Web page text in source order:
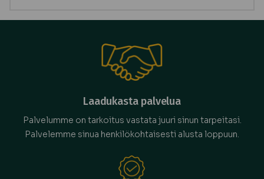
Laadukasta palvelua
Palvelumme on tarkoitus vastata juuri sinun tarpeitasi.
Palvelemme sinua henkilökohtaisesti alusta loppuun.